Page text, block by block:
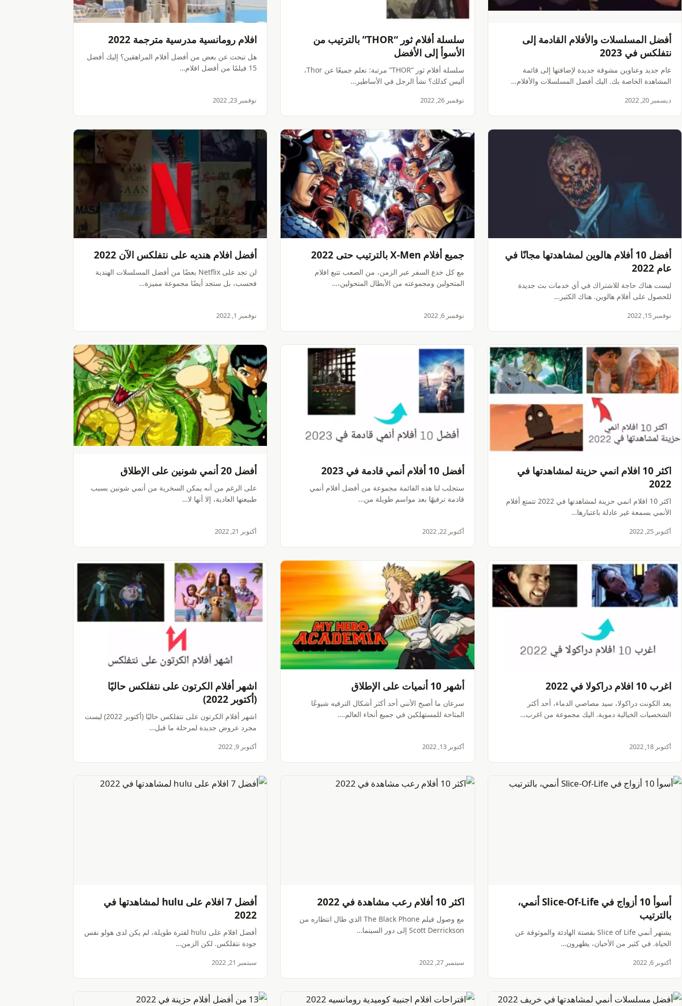
أفضل المسلسلات والأفلام القادمة إلى
نتفلكس في 2023
عام جديد وعناوين مشوقة جديدة لإضافتها إلى قائمة
المشاهدة الخاصة بك. اليك أفضل المسلسلات والأفلام…
ديسمبر 20, 2022
سلسلة أفلام ثور “THOR” بالترتيب من
الأسوأ إلى الأفضل
سلسلة أفلام ثور “THOR” مرتبة: نعلم جميعًا عن Thor،
أليس كذلك؟ نشأ الرجل في الأساطير…
نوفمبر 26, 2022
افلام رومانسية مدرسية مترجمة 2022
هل تبحث عن بعض من أفضل أفلام المراهقين؟ إليك أفضل
15 فيلمًا من أفضل افلام…
نوفمبر 23, 2022
أفضل 10 أفلام هالوين لمشاهدتها مجانًا في
عام 2022
ليست هناك حاجة للاشتراك في أي خدمات بث جديدة
للحصول على أفلام هالوين. هناك الكثير…
نوفمبر 15, 2022
جميع أفلام X-Men بالترتيب حتى 2022
مع كل خدع السفر عبر الزمن، من الصعب تتبع افلام
المتحولين ومجموعته من الأبطال المتحولين،…
نوفمبر 6, 2022
أفضل افلام هنديه على نتفلكس الآن 2022
لن تجد على Netflix بعضًا من أفضل المسلسلات الهندية
فحسب، بل ستجد أيضًا مجموعة مميزة…
نوفمبر 1, 2022
اكثر 10 افلام انمي حزينة لمشاهدتها في
2022
اكثر 10 افلام انمي حزينة لمشاهدتها في 2022 تتمتع أفلام
الأنمي بسمعة غير عادلة باعتبارها…
أكتوبر 25, 2022
أفضل 10 أفلام أنمي قادمة في 2023
ستجلب لنا هذه القائمة مجموعة من أفضل أفلام أنمي
قادمة ترفيهًا بعد مواسم طويلة من…
أكتوبر 22, 2022
أفضل 20 أنمي شونين على الإطلاق
على الرغم من أنه يمكن السخرية من أنمي شونين بسبب
طبيعتها العادية، إلا أنها لا…
أكتوبر 21, 2022
اغرب 10 افلام دراكولا في 2022
يعد الكونت دراكولا، سيد مصاصي الدماء، أحد أكثر
الشخصيات الخيالية دموية. اليك مجموعة من اغرب…
أكتوبر 18, 2022
أشهر 10 أنميات على الإطلاق
سرعان ما أصبح الأنني أحد أكثر أشكال الترفيه شيوعًا
المتاحة للمستهلكين في جميع أنحاء العالم.…
أكتوبر 13, 2022
اشهر أفلام الكرتون على نتفلكس حاليًا
(أكتوبر 2022)
اشهر أفلام الكرتون على نتفلكس حاليًا (أكتوبر 2022) ليست
مجرد عروض جديدة لمرحلة ما قبل…
أكتوبر 9, 2022
أسوأ 10 أزواج في Slice-Of-Life أنمي،
بالترتيب
يشتهر أنمي Slice of Life بقصتة الهادئة والموثوقة عن
الحياة. في كثير من الأحيان، يظهرون…
أكتوبر 6, 2022
اكثر 10 أفلام رعب مشاهدة في 2022
مع وصول فيلم The Black Phone الذي طال انتظاره من
Scott Derrickson إلى دور السينما…
سبتمبر 27, 2022
أفضل 7 افلام على hulu لمشاهدتها في
2022
أفضل افلام على hulu لفترة طويلة، لم يكن لدى هولو نفس
جودة نتفلكس. لكن الزمن…
سبتمبر 21, 2022